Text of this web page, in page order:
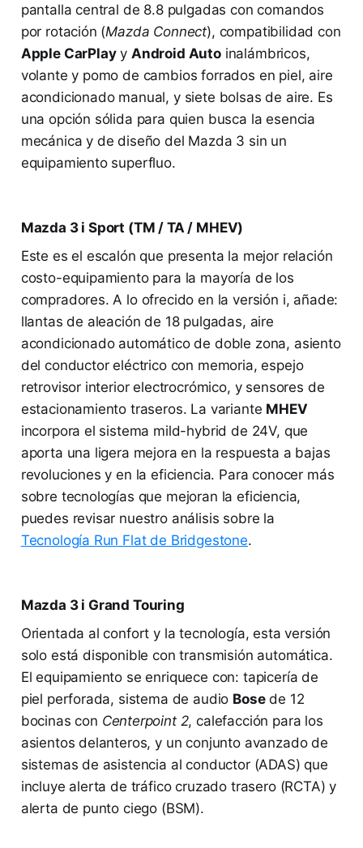
pantalla central de 8.8 pulgadas con comandos
por rotación (Mazda Connect), compatibilidad con
Apple CarPlayy Android Autoinalámbricos,
volante y pomo de cambios forrados en piel, aire
acondicionado manual, y siete bolsas de aire. Es
una opción sólida para quien busca la esencia
mecánica y de diseño del Mazda 3 sin un
equipamiento superfluo.
Mazda 3 i Sport (TM / TA / MHEV)
Este es el escalón que presenta la mejor relación
costo-equipamiento para la mayoría de los
compradores. A lo ofrecido en la versión i, añade:
llantas de aleación de 18 pulgadas, aire
acondicionado automático de doble zona, asiento
del conductor eléctrico con memoria, espejo
retrovisor interior electrocrómico, y sensores de
estacionamiento traseros. La variante MHEV
incorpora el sistema mild-hybrid de 24V, que
aporta una ligera mejora en la respuesta a bajas
revoluciones y en la eficiencia. Para conocer más
sobre tecnologías que mejoran la eficiencia,
puedes revisar nuestro análisis sobre la
Tecnología Run Flat de Bridgestone.
Mazda 3 i Grand Touring
Orientada al confort y la tecnología, esta versión
solo está disponible con transmisión automática.
El equipamiento se enriquece con: tapicería de
piel perforada, sistema de audio Bosede 12
bocinas con Centerpoint 2, calefacción para los
asientos delanteros, y un conjunto avanzado de
sistemas de asistencia al conductor (ADAS) que
incluye alerta de tráfico cruzado trasero (RCTA) y
alerta de punto ciego (BSM).